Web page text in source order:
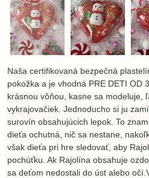
Naša certifikovaná bezpečná
pokožka a je vhodná PRE DETI OD
krásnou vôňou, kasne sa modeluje,
vykrajovačiek. Jednoducho si ju
surovín obsahujúcich lepok. To
dieťa ochutná, nič sa nestane,
však dieťa pri hre sledovať, aby
pochúťku. Ak Rajolína obsahuje
sa deťom nedostali do úst alebo